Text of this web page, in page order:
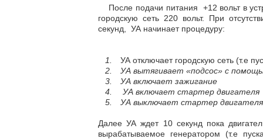
После подачи питания +12 вольт в
городскую сеть 220 вольт. При
секунд, УА начинает процедуру:
1.
УА отключает городскую сеть (т.е
2.
УА вытягивает «подсос» с
3.
УА включает зажигание
4.
УА включает стартер двигателя
5.
УА выключает стартер двигателя
Далее УА ждет 10 секунд пока
вырабатываемое генератором (т.е